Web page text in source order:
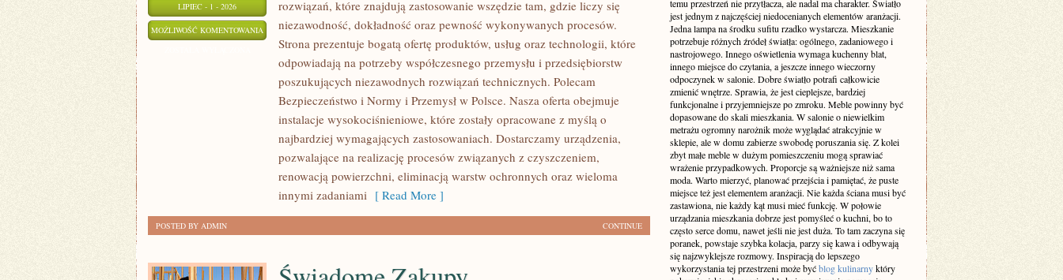
LIPIEC - 1 - 2026
MOŻLIWOŚĆ KOMENTOWANIA
WAS
rozwiązań, które znajdują zastosowanie wszędzie tam, gdzie liczy się
niezawodność, dokładność oraz pewność wykonywanych procesów.
Strona prezentuje bogatą ofertę produktów, usług oraz technologii, które
odpowiadają na potrzeby współczesnego przemysłu i przedsiębiorstw
poszukujących niezawodnych rozwiązań technicznych. Polecam
Bezpieczeństwo i Normy i Przemysł w Polsce. Nasza oferta obejmuje
instalacje wysokociśnieniowe, które zostały opracowane z myślą o
najbardziej wymagających zastosowaniach. Dostarczamy urządzenia,
pozwalające na realizację procesów związanych z czyszczeniem,
renowacją powierzchni, eliminacją warstw ochronnych oraz wieloma
innymi zadaniami [ Read More ]
CONTINUE
POSTED BY ADMIN
temu przestrzeń nie przytłacza, ale nadal ma charakter. Światło
jest jednym z najczęściej niedocenianych elementów aranżacji.
Jedna lampa na środku sufitu rzadko wystarcza. Mieszkanie
potrzebuje różnych źródeł światła: ogólnego, zadaniowego i
nastrojowego. Innego oświetlenia wymaga kuchenny blat,
innego miejsce do czytania, a jeszcze innego wieczorny
odpoczynek w salonie. Dobre światło potrafi całkowicie
zmienić wnętrze. Sprawia, że jest cieplejsze, bardziej
funkcjonalne i przyjemniejsze po zmroku. Meble powinny być
dopasowane do skali mieszkania. W salonie o niewielkim
metrażu ogromny narożnik może wyglądać atrakcyjnie w
sklepie, ale w domu zabierze swobodę poruszania się. Z kolei
zbyt małe meble w dużym pomieszczeniu mogą sprawiać
wrażenie przypadkowych. Proporcje są ważniejsze niż sama
moda. Warto mierzyć, planować przejścia i pamiętać, że puste
miejsce też jest elementem aranżacji. Nie każda ściana musi być
zastawiona, nie każdy kąt musi mieć funkcję. W połowie
urządzania mieszkania dobrze jest pomyśleć o kuchni, bo to
często serce domu, nawet jeśli nie jest duża. To tam zaczyna się
poranek, powstaje szybka kolacja, parzy się kawa i odbywają
się najzwyklejsze rozmowy. Inspiracją do lepszego
wykorzystania tej przestrzeni może byćblog kulinarnyktóry